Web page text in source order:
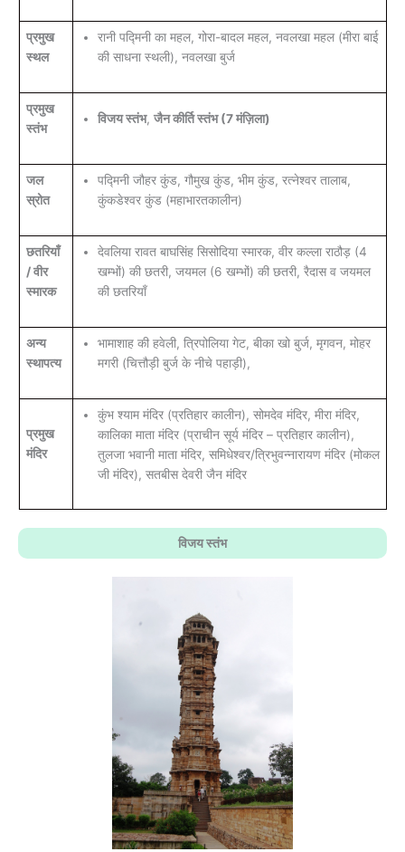
प्रमुख
स्थल
रानी पद्मिनी का महल, गोरा-बादल महल, नवलखा महल (मीरा बाई
की साधना स्थली), नवलखा बुर्ज
प्रमुख
स्तंभ
विजय स्तंभ, जैन कीर्ति स्तंभ (7 मंज़िला)
जल
स्रोत
पद्मिनी जौहर कुंड, गौमुख कुंड, भीम कुंड, रत्नेश्वर तालाब,
कुंकडेश्वर कुंड (महाभारतकालीन)
छतरियाँ
/ वीर
स्मारक
देवलिया रावत बाघसिंह सिसोदिया स्मारक, वीर कल्ला राठौड़ (4
खम्भों) की छतरी, जयमल (6 खम्भों) की छतरी, रैदास व जयमल
की छतरियाँ
अन्य
स्थापत्य
भामाशाह की हवेली, त्रिपोलिया गेट, बीका खो बुर्ज, मृगवन, मोहर
मगरी (चित्तौड़ी बुर्ज के नीचे पहाड़ी),
प्रमुख
मंदिर
कुंभ श्याम मंदिर (प्रतिहार कालीन), सोमदेव मंदिर, मीरा मंदिर,
कालिका माता मंदिर (प्राचीन सूर्य मंदिर – प्रतिहार कालीन),
तुलजा भवानी माता मंदिर, समिधेश्वर/त्रिभुवन्नारायण मंदिर (मोकल
जी मंदिर), सतबीस देवरी जैन मंदिर
विजय स्तंभ